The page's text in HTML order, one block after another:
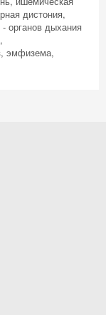
дистония,
органов дыхания
эмфизема,
получи